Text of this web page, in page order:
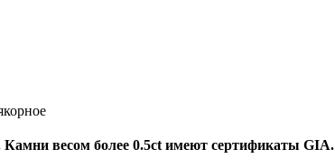
весом более 0.5ct имеют сертификаты GIA.